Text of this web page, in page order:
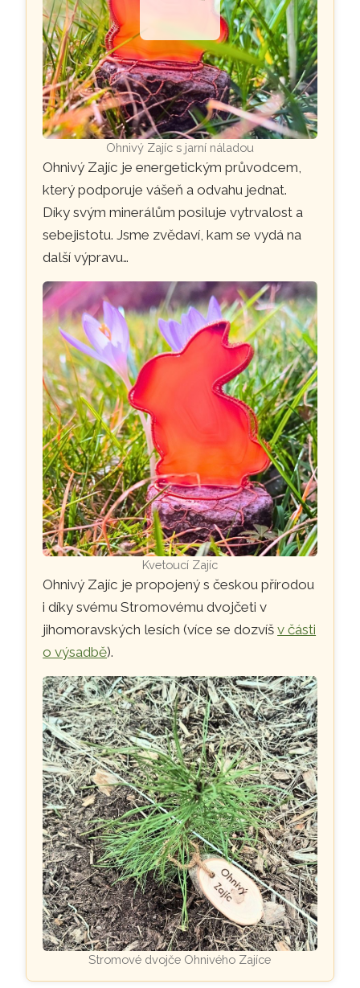
Ohnivý Zajíc s jarní náladou
Ohnivý Zajíc je energetickým průvodcem,
který podporuje vášeň a odvahu jednat.
Díky svým minerálům posiluje vytrvalost a
sebejistotu. Jsme zvědaví, kam se vydá na
další výpravu…
Kvetoucí Zajíc
Ohnivý Zajíc je propojený s českou přírodou
i díky svému Stromovému dvojčeti v
jihomoravských lesích (více se dozvíšv části
o výsadbě).
Stromové dvojče Ohnivého Zajíce